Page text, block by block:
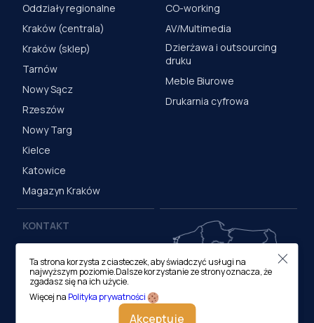
Oddziały regionalne
Kraków (centrala)
Kraków (sklep)
Tarnów
Nowy Sącz
Rzeszów
Nowy Targ
Kielce
Katowice
Magazyn Kraków
CO-working
AV/Multimedia
Dzierżawa i outsourcing
druku
Meble Biurowe
Drukarnia cyfrowa
KONTAKT
ul. M. Medweckiego 17, 31-
870 Kraków
tel.:12 413 20 00
biuro@lobos.pl
Ta strona korzysta z ciasteczek, aby świadczyć usługi na
najwyższym poziomie.Dalsze korzystanie ze strony oznacza, że
zgadasz się na ich użycie.
Więcej na Polityka prywatności
Akceptuje